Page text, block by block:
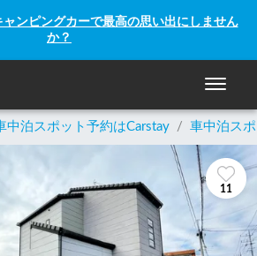
ンピングカーで最高の思い出にしません
か？
ナビゲ
中泊スポット予約はCarstay / 車中泊ス
11